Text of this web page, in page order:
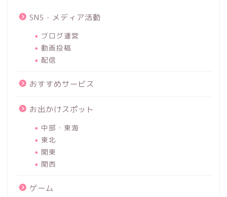
SNS・メディア活動
ブログ運営
動画投稿
配信
おすすめサービス
お出かけスポット
中部・東海
東北
関東
関西
ゲーム